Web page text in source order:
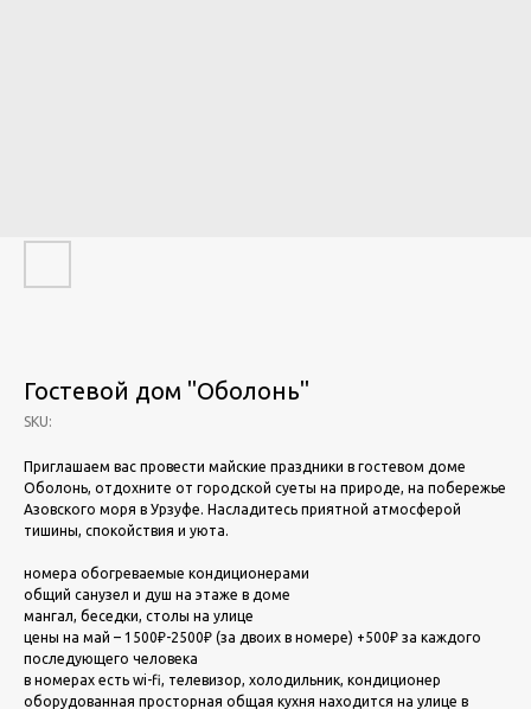
Гостевой дом "Оболонь"
SKU:
Приглашаем вас провести майские праздники в гостевом доме
Оболонь, отдохните от городской суеты на природе, на побережье
Азовского моря в Урзуфе. Насладитесь приятной атмосферой
тишины, спокойствия и уюта.
номера обогреваемые кондиционерами
общий санузел и душ на этаже в доме
мангал, беседки, столы на улице
цены на май – 1500₽-2500₽ (за двоих в номере) +500₽ за каждого
последующего человека
в номерах есть wi-fi, телевизор, холодильник, кондиционер
оборудованная просторная общая кухня находится на улице в